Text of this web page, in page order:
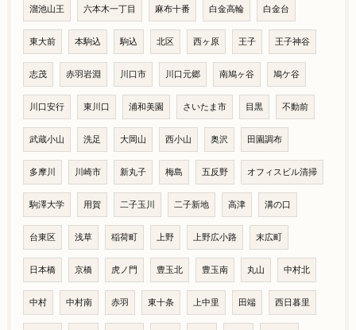
溜池山王 六本木一丁目 麻布十番 白金高輪 白金台
東大前 本駒込 駒込 北区 西ヶ原 王子 王子神谷
志茂 赤羽岩淵 川口市 川口元郷 南鳩ヶ谷 鳩ケ谷
川口安行 東川口 浦和美園 さいたま市 目黒 不動前
武蔵小山 洗足 大岡山 西小山 奥沢 田園調布
多摩川 川崎市 新丸子 梅島 五反野 オフィスビル清掃
駒澤大学 用賀 二子玉川 二子新地 高津 溝の口
台東区 浅草 稲荷町 上野 上野広小路 末広町
日本橋 京橋 虎ノ門 豊玉北 豊玉南 丸山 中村北
中村 中村南 赤羽 東十条 上中里 田端 西日暮里